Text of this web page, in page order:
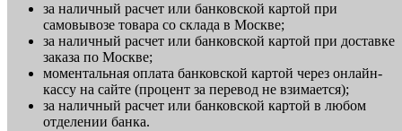
за наличный расчет или банковской картой при
самовывозе товара со склада в Москве;
за наличный расчет или банковской картой при доставке
заказа по Москве;
моментальная оплата банковской картой через онлайн-
кассу на сайте (процент за перевод не взимается);
за наличный расчет или банковской картой в любом
отделении банка.